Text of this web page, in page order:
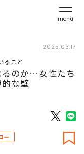
menu
2025.03.17
ること
るのか…女性たち
な壁
ー